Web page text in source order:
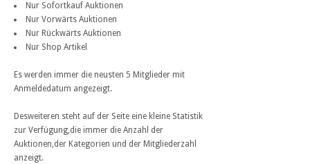
Nur Sofortkauf Auktionen
Nur Vorwärts Auktionen
Nur Rückwärts Auktionen
Nur Shop Artikel
Es werden immer die neusten 5 Mitglieder mit
Anmeldedatum angezeigt.
Desweiteren steht auf der Seite eine kleine Statistik
zur Verfügung,die immer die Anzahl der
Auktionen,der Kategorien und der Mitgliederzahl
anzeigt.